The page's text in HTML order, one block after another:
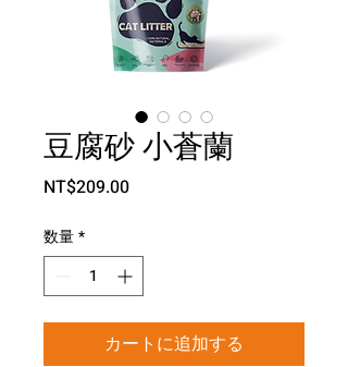
豆腐砂 小蒼蘭
NT$209.00価
数量*
カートに追加する